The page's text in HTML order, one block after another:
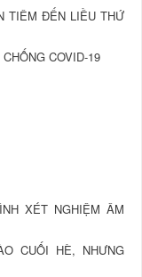
TIÊM ĐẾN LIỀU THỨ
COVID-19
XÉT NGHIỆM ÂM
CUỐI HÈ, NHƯNG